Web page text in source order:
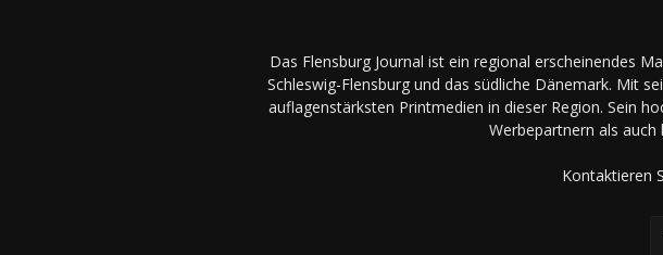
Das Flensburg Journal ist ein regional erscheinendes
Schleswig-Flensburg und das südliche Dänemark. Mit
auflagenstärksten Printmedien in dieser Region. Sein
Werbepartnern als
Kontaktieren